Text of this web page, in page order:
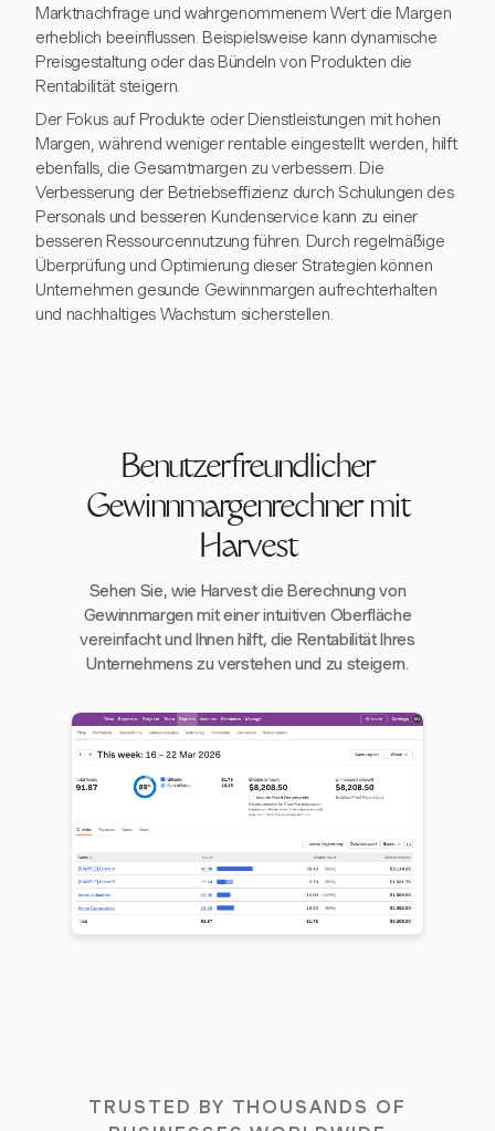
Marktnachfrage und wahrgenommenem Wert die Margen
erheblich beeinflussen. Beispielsweise kann dynamische
Preisgestaltung oder das Bündeln von Produkten die
Rentabilität steigern.
Der Fokus auf Produkte oder Dienstleistungen mit hohen
Margen, während weniger rentable eingestellt werden, hilft
ebenfalls, die Gesamtmargen zu verbessern. Die
Verbesserung der Betriebseffizienz durch Schulungen des
Personals und besseren Kundenservice kann zu einer
besseren Ressourcennutzung führen. Durch regelmäßige
Überprüfung und Optimierung dieser Strategien können
Unternehmen gesunde Gewinnmargen aufrechterhalten
und nachhaltiges Wachstum sicherstellen.
Benutzerfreundlicher
Gewinnmargenrechner mit
Harvest
Sehen Sie, wie Harvest die Berechnung von
Gewinnmargen mit einer intuitiven Oberfläche
vereinfacht und Ihnen hilft, die Rentabilität Ihres
Unternehmens zu verstehen und zu steigern.
TRUSTED BY THOUSANDS OF